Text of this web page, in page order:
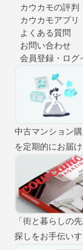
カウカモの評判
カウカモアプリ
よくある質問
お問い合わせ
会員登録・ログ
中古マンション
を定期的にお届け
「街と暮らしの
探しをお手伝い